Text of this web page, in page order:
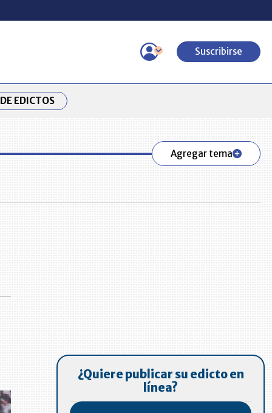
Suscribirse
EDICTOS
Agregar tema
¿Quiere publicar su edicto en
línea?